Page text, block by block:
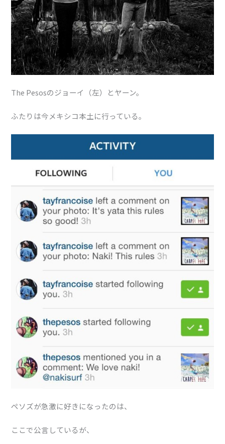
The Pesosのジョーイ（左）とヤーン。
ふたりは今メキシコ本土に行っている。
ペソズが急激に好きになったのは、
ここで公言しているが、